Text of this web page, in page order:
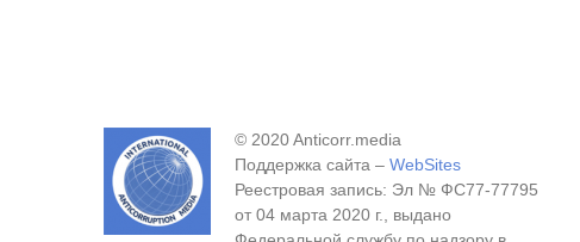
© 2020 Anticorr.media
Поддержка сайта – WebSites
Реестровая запись: Эл № ФС77-77795
от 04 марта 2020 г., выдано